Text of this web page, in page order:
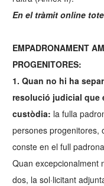
En el tràmit online
EMPADRONAMENT
PROGENITORES:
1. Quan no hi ha
resolució judicial que
custòdia: la fulla
persones progenitores,
conste en el full
Quan excepcionalment
dos, la sol·licitant